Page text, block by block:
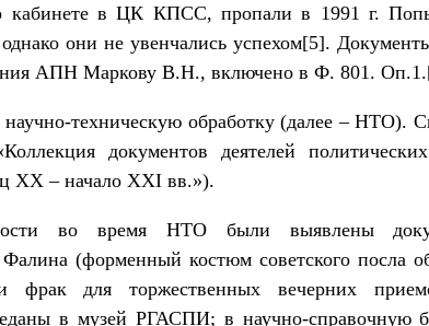
кабинете в ЦК КПСС, пропали в 1991 г.
они не увенчались успехом[5].
АПН Маркову В.Н., включено в Ф. 801. Оп.1.
техническую обработку (далее – НТО).
документов деятелей
ХХ – начало ХХI вв.»).
во время НТО были выявлены
(форменный костюм советского посла
для торжественных вечерних
в музей РГАСПИ; в научно-справочную